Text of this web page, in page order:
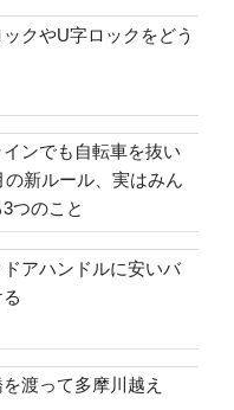
クやU字ロックをどう
ンでも自転車を抜い
新ルール、実はみん
つのこと
アハンドルに安いバ
渡って多摩川越え